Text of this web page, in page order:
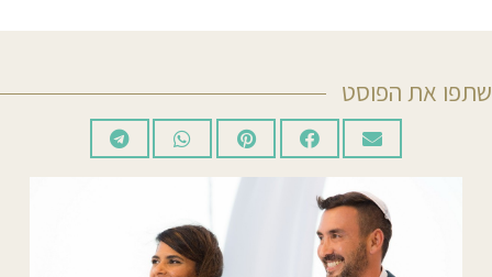
שתפו את הפוסט